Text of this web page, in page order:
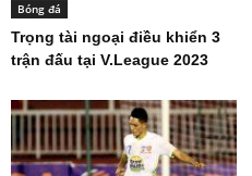
Bóng đá
Trọng tài ngoại điều khiển 3
trận đấu tại V.League 2023